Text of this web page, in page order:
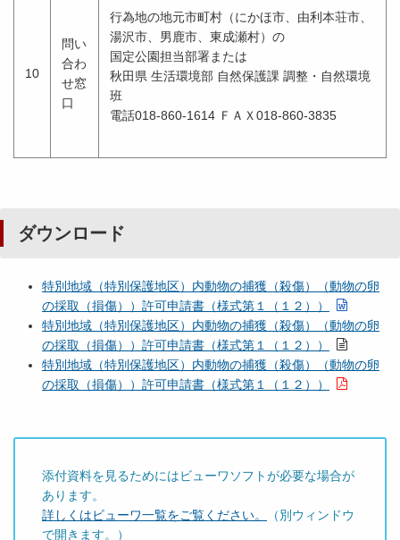
10
問い
合わ
せ窓
口
行為地の地元市町村（にかほ市、由利本荘市、
湯沢市、男鹿市、東成瀬村）の
国定公園担当部署または
秋田県 生活環境部 自然保護課 調整・自然環境
班
電話018-860-1614 ＦＡＸ018-860-3835
ダウンロード
特別地域（特別保護地区）内動物の捕獲（殺傷）（動物の卵
の採取（損傷））許可申請書（様式第１（１２））
特別地域（特別保護地区）内動物の捕獲（殺傷）（動物の卵
の採取（損傷））許可申請書（様式第１（１２））
特別地域（特別保護地区）内動物の捕獲（殺傷）（動物の卵
の採取（損傷））許可申請書（様式第１（１２））
添付資料を見るためにはビューワソフトが必要な場合が
あります。
詳しくはビューワ一覧をご覧ください。
（別ウィンドウ
で開きます。）